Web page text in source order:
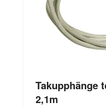
Takupphänge
2,1m